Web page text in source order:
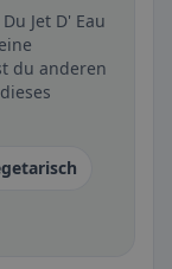
Jet D' Eau
du anderen